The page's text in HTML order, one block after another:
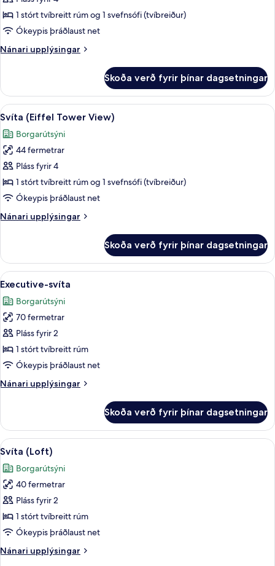
View,
High
Floor,
Club)
1 stórt tvíbreitt rúm og 1 svefnsófi (tvíbreiður)
Ókeypis þráðlaust net
Nánari upplýsingar
Nánari
Skoða verð fyrir þínar dagsetningar
Skoða
allar
myndir
fyrir
Svíta
(Eiffel
Tower
Svíta (Eiffel Tower View) | Rúmföt
7
Svíta (Eiffel Tower View)
Borgarútsýni
44 fermetrar
Pláss fyrir 4
1 stórt tvíbreitt rúm og 1 svefnsófi (tvíbreiður)
Ókeypis þráðlaust net
Nánari upplýsingar
Nánari
(Eiffel
Tower
View)
Skoða verð fyrir þínar dagsetningar
Skoða
allar
myndir
fyrir
Executive-
svíta
Executive-svíta | Rúmföt af bestu
7
Executive-svíta
Borgarútsýni
70 fermetrar
Pláss fyrir 2
1 stórt tvíbreitt rúm
Ókeypis þráðlaust net
Nánari upplýsingar
Nánari
svíta
Skoða verð fyrir þínar dagsetningar
Skoða
allar
myndir
fyrir
Svíta
(Loft)
Svíta (Loft) | Rúmföt af bestu gerð,
6
Svíta (Loft)
Borgarútsýni
40 fermetrar
Pláss fyrir 2
1 stórt tvíbreitt rúm
Ókeypis þráðlaust net
Nánari upplýsingar
Nánari